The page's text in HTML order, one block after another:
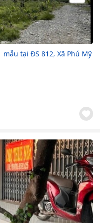
tại ĐS 812, Xã Phú Mỹ